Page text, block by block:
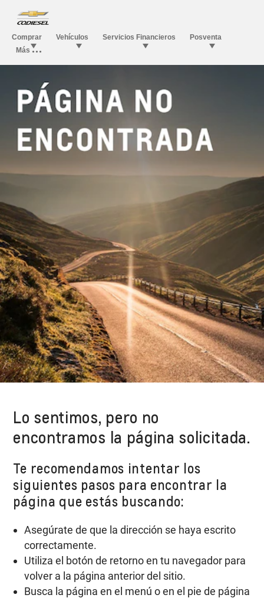
Lo sentimos, pero no
encontramos la página solicitada.
Te recomendamos intentar los
siguientes pasos para encontrar la
página que estás buscando:
Asegúrate de que la dirección se haya escrito
correctamente.
Utiliza el botón de retorno en tu navegador para
volver a la página anterior del sitio.
Busca la página en el menú o en el pie de página